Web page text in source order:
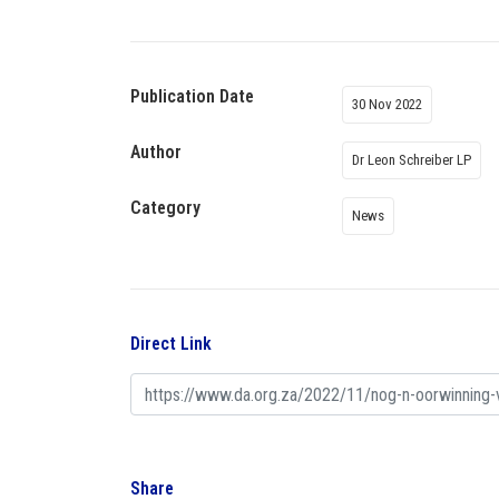
Publication Date 30 Nov 2022
Author Dr Leon Schreiber LP
Category News
Direct Link
Share